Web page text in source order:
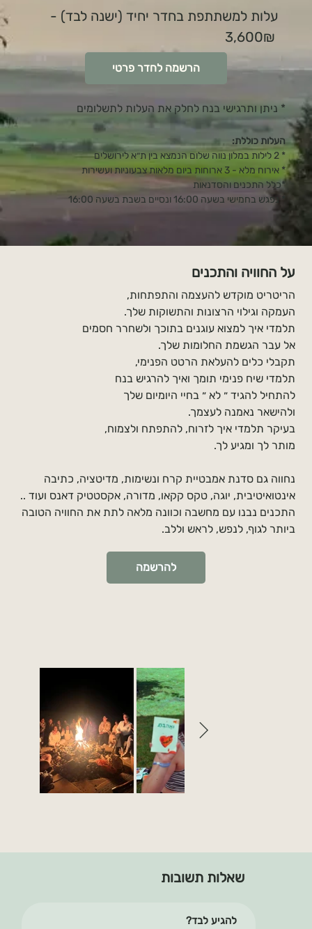
עלות למשתתפת בחדר יחיד (ישנה לבד) -
הרשמה לחדר פרטי
* ניתן ותרגישי בנח לחלק את העלות לתשלומים
העלות כוללת:
* 2 לילות במלון נווה שלום הנמצא בין ת״א לירושלים
* אירוח מלא - 3 ארוחות ביום מלאות צבעוניות ועשירות
*כלל התכנים והסדנאות
* נפגש בחמישי בשעה 16:00 ונסיים בשבת בשעה 16:00
על החוויה והתכנים
הריטריט מוקדש להעצמה והתפתחות,
העמקה וגילוי הרצונות והתשוקות שלך.
תלמדי איך למצוא עוגנים בתוכך ולשחרר חסמים
אל עבר הגשמת החלומות שלך.
תקבלי כלים להעלאת הרטט הפנימי,
תלמדי שיח פנימי תומך ואיך להרגיש בנח
להתחיל להגיד ״ לא ״ בחיי היומיום שלך
ולהישאר נאמנה לעצמך.
בעיקר תלמדי איך לזרוח, להתפתח ולצמוח,
מותר לך ומגיע לך.
נחווה גם סדנת אמבטיית קרח ונשימות, מדיטציה, כתיבה
אינטואיטיבית, יוגה, טקס קקאו, מדורה, אקסטטיק דאנס ועוד ..
התכנים נבנו עם מחשבה וכוונה מלאה לתת את החוויה הטובה
ביותר לגוף, לנפש, לראש וללב.
להרשמה
שאלות תשובות
להגיע לבד?